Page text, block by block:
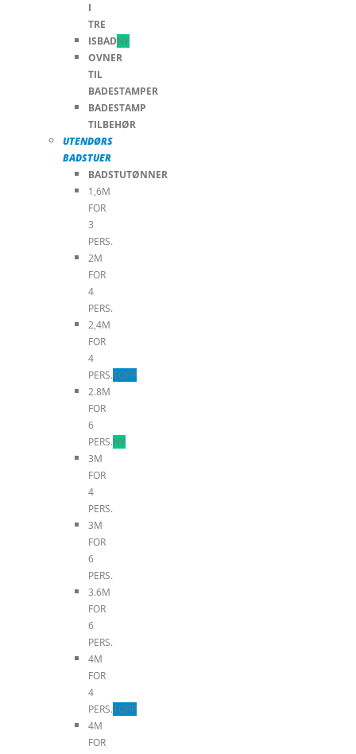
I
TRE
ISBADNY
OVNER
TIL
BADESTAMPER
BADESTAMP
TILBEHØR
UTENDØRS
BADSTUER
BADSTUTØNNER
1,6M
FOR
3
PERS.
2M
FOR
4
PERS.
2,4M
FOR
4
PERS.TOPP
2.8M
FOR
6
PERS.NY
3M
FOR
4
PERS.
3M
FOR
6
PERS.
3.6M
FOR
6
PERS.
4M
FOR
4
PERS.TOPP
4M
FOR